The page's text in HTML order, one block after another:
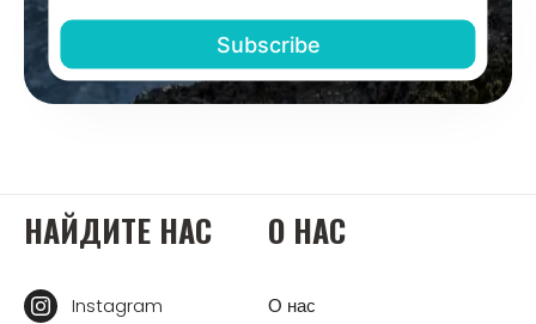
НАЙДИТЕ НАС
Instagram
О НАС
О нас